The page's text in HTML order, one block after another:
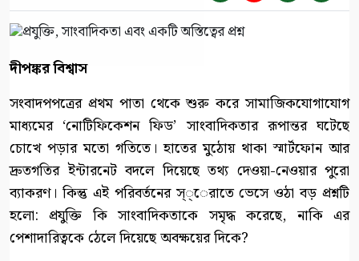
দীপঙ্কর বিশ্বাস
সংবাদপপত্রের প্রথম পাতা থেকে শুরু করে সামাজিকযোগাযোগ
মাধ্যমের ‘নোটিফিকেশন ফিড’ সাংবাদিকতার রূপান্তর ঘটেছে
চোখে পড়ার মতো গতিতে। হাতের মুঠোয় থাকা স্মার্টফোন আর
দ্রুতগতির ইন্টারনেট বদলে দিয়েছে তথ্য দেওয়া-নেওয়ার পুরো
ব্যাকরণ। কিন্তু এই পরিবর্তনের স্্েরাতে ভেসে ওঠা বড় প্রশ্নটি
হলো: প্রযুক্তি কি সাংবাদিকতাকে সমৃদ্ধ করেছে, নাকি এর
পেশাদারিত্বকে ঠেলে দিয়েছে অবক্ষয়ের দিকে?